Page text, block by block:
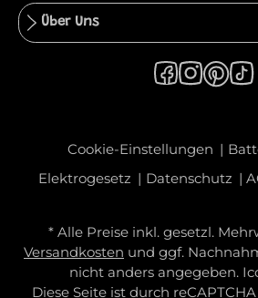
Über Uns
Cookie-Einstellungen
Elektrogesetz
Datenschutz
* Alle Preise inkl. gesetzl.
Versandkosten und ggf.
nicht anders angegeben.
Diese Seite ist durch